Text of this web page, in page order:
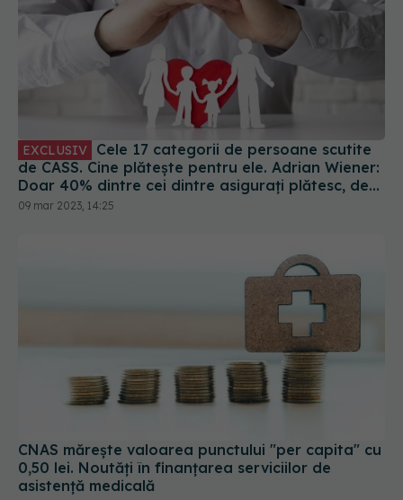
de CASS. Cine plătește pentru ele. Adrian Wiener:
Doar 40% dintre cei dintre asigurați plătesc, deci
39 din 100 de asigurați plătesc
09 mar 2023, 14:25
0,50 lei. Noutăți în finanțarea serviciilor de
asistență medicală
04 iul 2024, 18:11